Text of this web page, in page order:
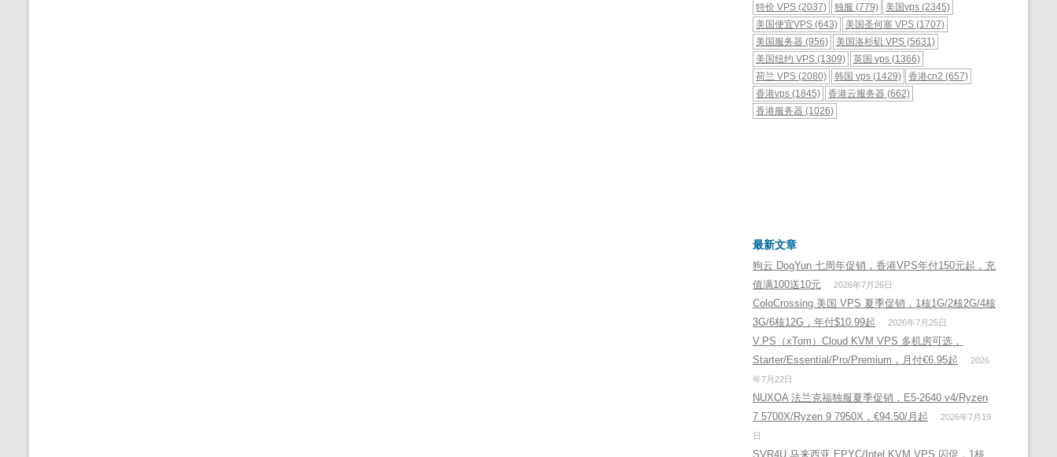
特价 VPS (2037) 独服 (779) 美国vps (2345)
美国便宜VPS (643) 美国圣何塞 VPS(1707)
美国服务器 (956) 美国洛杉矶 VPS(5631)
美国纽约 VPS (1309) 英国 vps(1366)
荷兰 VPS (2080) 韩国 vps(1429) 香港cn2 (657)
香港vps (1845) 香港云服务器 (662)
香港服务器 (1026)
最新文章
狗云 DogYun 七周年促销，香港VPS年付150元起，充
值满100送10元
2026年7月26日
ColoCrossing 美国 VPS 夏季促销，1核1G/2核2G/4核
3G/6核12G，年付$10.99起
2026年7月25日
V.PS（xTom）Cloud KVM VPS 多机房可选，
Starter/Essential/Pro/Premium，月付€6.95起
2026
年7月22日
NUXOA 法兰克福独服夏季促销，E5-2640 v4/Ryzen
7 5700X/Ryzen 9 7950X，€94.50/月起
2026年7月19
日
SVR4U 马来西亚 EPYC/Intel KVM VPS 闪促，1核